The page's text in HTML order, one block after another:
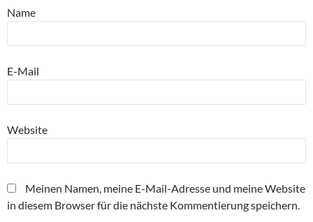
Name
E-Mail
Website
Meinen Namen, meine E-Mail-Adresse und meine Website
in diesem Browser für die nächste Kommentierung speichern.